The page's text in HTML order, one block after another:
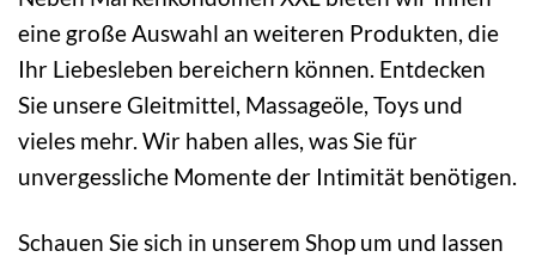
eine große Auswahl an weiteren Produkten, die
Ihr Liebesleben bereichern können. Entdecken
Sie unsere Gleitmittel, Massageöle, Toys und
vieles mehr. Wir haben alles, was Sie für
unvergessliche Momente der Intimität benötigen.
Schauen Sie sich in unserem Shop um und lassen